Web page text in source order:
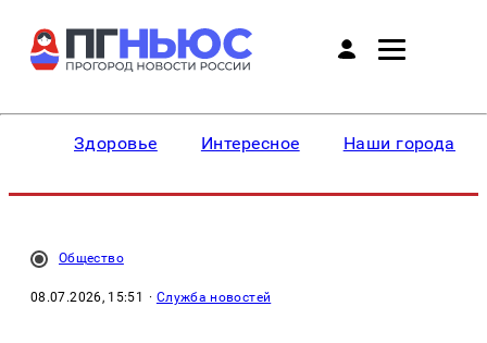
Здоровье Интересное Наши города
Общество
08.07.2026, 15:51 · Служба новостей